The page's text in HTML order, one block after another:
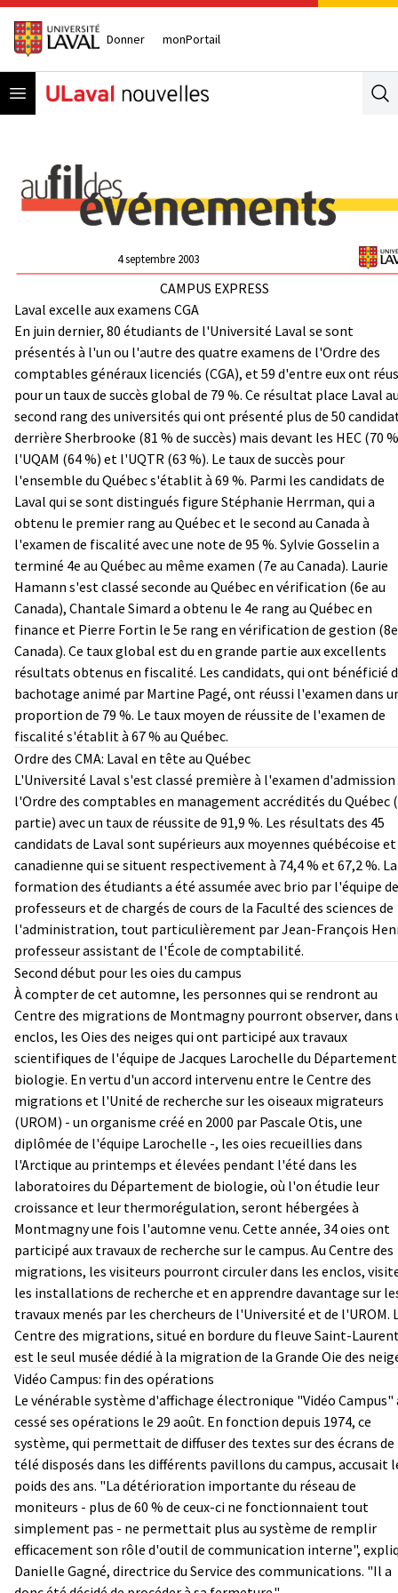
Donner monPortail
Open menu
4 septembre 2003
CAMPUS EXPRESS
Laval excelle aux examens CGA
En juin dernier, 80 étudiants de l'Université Laval se sont
présentés à l'un ou l'autre des quatre examens de l'Ordre des
comptables généraux licenciés (CGA), et 59 d'entre eux ont
pour un taux de succès global de 79 %. Ce résultat place Laval
second rang des universités qui ont présenté plus de 50
derrière Sherbrooke (81 % de succès) mais devant les HEC (70
l'UQAM (64 %) et l'UQTR (63 %). Le taux de succès pour
l'ensemble du Québec s'établit à 69 %. Parmi les candidats de
Laval qui se sont distingués figure Stéphanie Herrman, qui a
obtenu le premier rang au Québec et le second au Canada à
l'examen de fiscalité avec une note de 95 %. Sylvie Gosselin a
terminé 4e au Québec au même examen (7e au Canada). Laurie
Hamann s'est classé seconde au Québec en vérification (6e au
Canada), Chantale Simard a obtenu le 4e rang au Québec en
finance et Pierre Fortin le 5e rang en vérification de gestion
Canada). Ce taux global est du en grande partie aux excellents
résultats obtenus en fiscalité. Les candidats, qui ont bénéficié
bachotage animé par Martine Pagé, ont réussi l'examen dans
proportion de 79 %. Le taux moyen de réussite de l'examen de
fiscalité s'établit à 67 % au Québec.
Ordre des CMA: Laval en tête au Québec
L'Université Laval s'est classé première à l'examen d'admission
l'Ordre des comptables en management accrédités du Québec
partie) avec un taux de réussite de 91,9 %. Les résultats des 45
candidats de Laval sont supérieurs aux moyennes québécoise et
canadienne qui se situent respectivement à 74,4 % et 67,2 %. La
formation des étudiants a été assumée avec brio par l'équipe de
professeurs et de chargés de cours de la Faculté des sciences de
l'administration, tout particulièrement par Jean-François
professeur assistant de l'École de comptabilité.
Second début pour les oies du campus
À compter de cet automne, les personnes qui se rendront au
Centre des migrations de Montmagny pourront observer, dans
enclos, les Oies des neiges qui ont participé aux travaux
scientifiques de l'équipe de Jacques Larochelle du
biologie. En vertu d'un accord intervenu entre le Centre des
migrations et l'Unité de recherche sur les oiseaux migrateurs
(UROM) - un organisme créé en 2000 par Pascale Otis, une
diplômée de l'équipe Larochelle -, les oies recueillies dans
l'Arctique au printemps et élevées pendant l'été dans les
laboratoires du Département de biologie, où l'on étudie leur
croissance et leur thermorégulation, seront hébergées à
Montmagny une fois l'automne venu. Cette année, 34 oies ont
participé aux travaux de recherche sur le campus. Au Centre des
migrations, les visiteurs pourront circuler dans les enclos,
les installations de recherche et en apprendre davantage sur
travaux menés par les chercheurs de l'Université et de l'UROM.
Centre des migrations, situé en bordure du fleuve Saint-
est le seul musée dédié à la migration de la Grande Oie des
Vidéo Campus: fin des opérations
Le vénérable système d'affichage électronique "Vidéo Campus"
cessé ses opérations le 29 août. En fonction depuis 1974, ce
système, qui permettait de diffuser des textes sur des écrans de
télé disposés dans les différents pavillons du campus, accusait
poids des ans. "La détérioration importante du réseau de
moniteurs - plus de 60 % de ceux-ci ne fonctionnaient tout
simplement pas - ne permettait plus au système de remplir
efficacement son rôle d'outil de communication interne",
Danielle Gagné, directrice du Service des communications. "Il a